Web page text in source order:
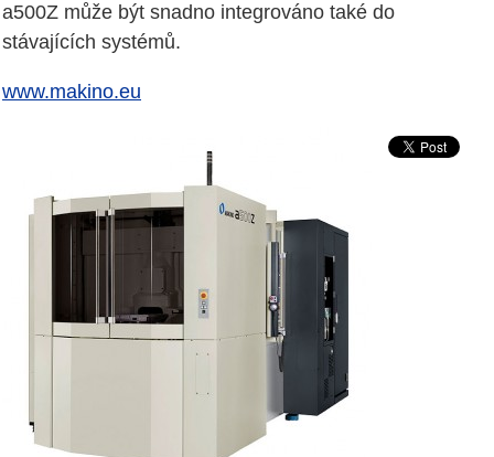
a500Z může být snadno integrováno také do
stávajících systémů.
www.makino.eu